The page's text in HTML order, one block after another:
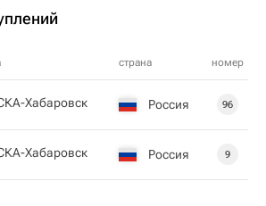
страна номер
Хабаровск Россия 96
Хабаровск Россия 9